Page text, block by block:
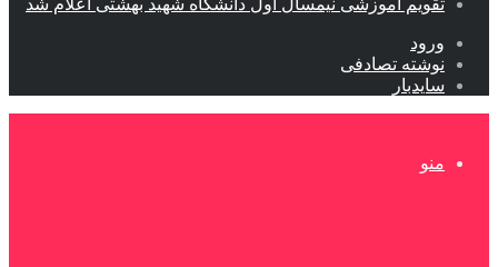
تقویم آموزشی نیمسال اول دانشگاه شهید بهشتی اعلام شد
ورود
نوشته تصادفی
سایدبار
منو